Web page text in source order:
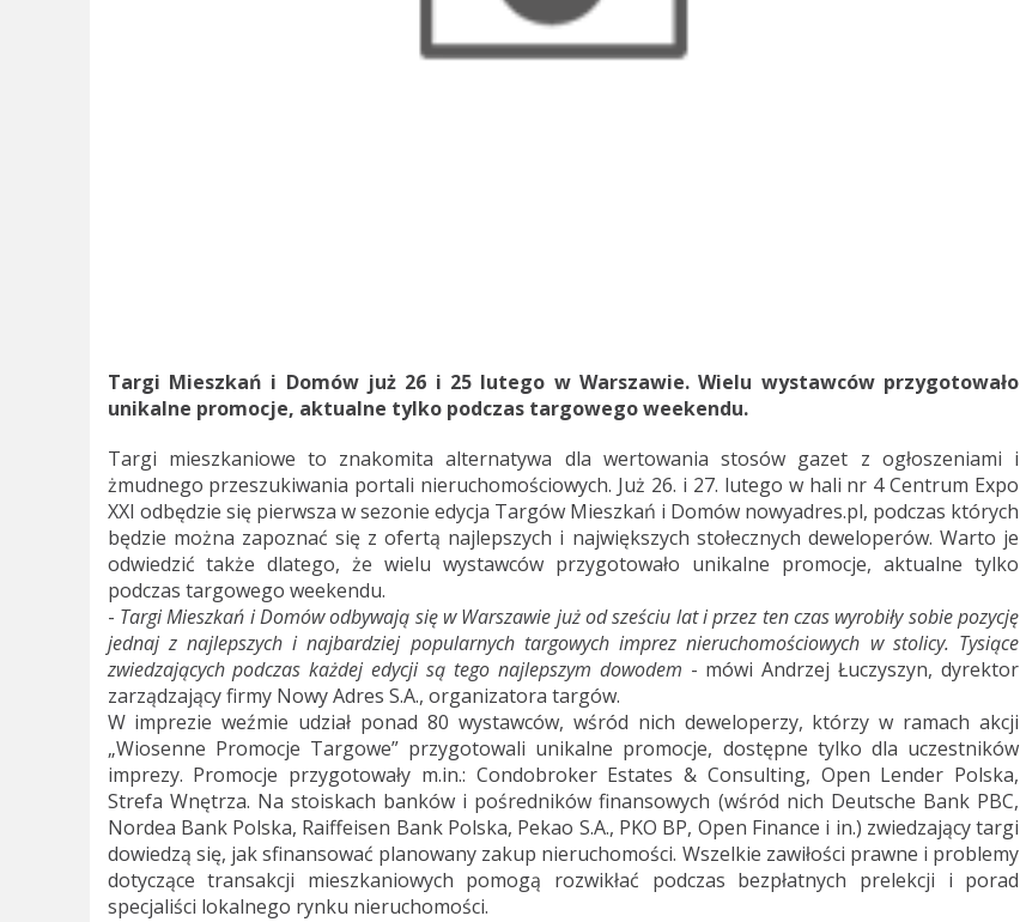
Targi Mieszkań i Domów już 26 i 25 lutego w Warszawie. Wielu wystawców przygotowało
unikalne promocje, aktualne tylko podczas targowego weekendu.
Targi mieszkaniowe to znakomita alternatywa dla wertowania stosów gazet z ogłoszeniami i
żmudnego przeszukiwania portali nieruchomościowych. Już 26. i 27. lutego w hali nr 4 Centrum Expo
XXI odbędzie się pierwsza w sezonie edycja Targów Mieszkań i Domów nowyadres.pl, podczas których
będzie można zapoznać się z ofertą najlepszych i największych stołecznych deweloperów. Warto je
odwiedzić także dlatego, że wielu wystawców przygotowało unikalne promocje, aktualne tylko
podczas targowego weekendu.
- Targi Mieszkań i Domów odbywają się w Warszawie już od sześciu lat i przez ten czas wyrobiły sobie pozycję
jednaj z najlepszych i najbardziej popularnych targowych imprez nieruchomościowych w stolicy. Tysiące
zwiedzających podczas każdej edycji są tego najlepszym dowodem - mówi Andrzej Łuczyszyn, dyrektor
zarządzający firmy Nowy Adres S.A., organizatora targów.
W imprezie weźmie udział ponad 80 wystawców, wśród nich deweloperzy, którzy w ramach akcji
„Wiosenne Promocje Targowe” przygotowali unikalne promocje, dostępne tylko dla uczestników
imprezy. Promocje przygotowały m.in.: Condobroker Estates & Consulting, Open Lender Polska,
Strefa Wnętrza. Na stoiskach banków i pośredników finansowych (wśród nich Deutsche Bank PBC,
Nordea Bank Polska, Raiffeisen Bank Polska, Pekao S.A., PKO BP, Open Finance i in.) zwiedzający targi
dowiedzą się, jak sfinansować planowany zakup nieruchomości. Wszelkie zawiłości prawne i problemy
dotyczące transakcji mieszkaniowych pomogą rozwikłać podczas bezpłatnych prelekcji i porad
specjaliści lokalnego rynku nieruchomości.